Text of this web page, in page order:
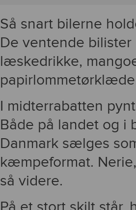
Så snart bilerne
De ventende
læskedrikke,
I midterrabatten
Både på landet og i
Danmark sælges
kæmpeformat.
så videre.